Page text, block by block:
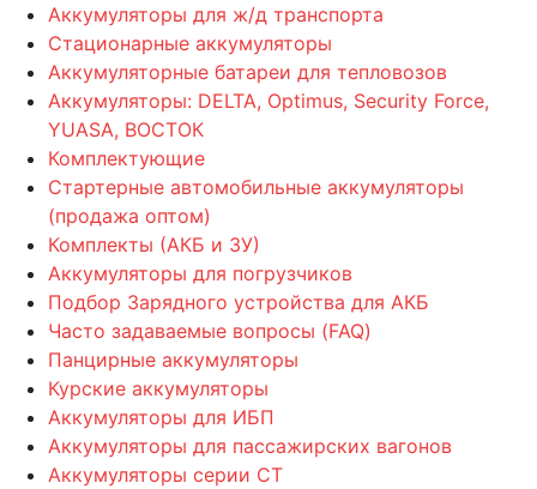
Аккумуляторы для ж/д транспорта
Стационарные аккумуляторы
Аккумуляторные батареи для тепловозов
Аккумуляторы: DELTA, Optimus, Security Force,
YUASA, ВОСТОК
Комплектующие
Стартерные автомобильные аккумуляторы
(продажа оптом)
Комплекты (АКБ и ЗУ)
Аккумуляторы для погрузчиков
Подбор Зарядного устройства для АКБ
Часто задаваемые вопросы (FAQ)
Панцирные аккумуляторы
Курские аккумуляторы
Аккумуляторы для ИБП
Аккумуляторы для пассажирских вагонов
Аккумуляторы серии СТ